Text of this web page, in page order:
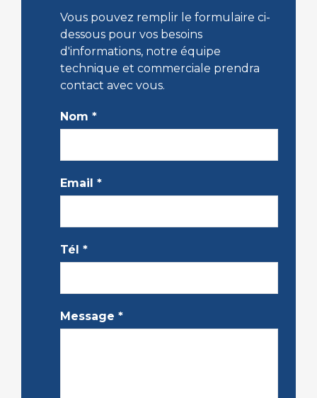
Vous pouvez remplir le formulaire ci-
dessous pour vos besoins
d'informations, notre équipe
technique et commerciale prendra
contact avec vous.
Nom *
Email *
Tél *
Message *